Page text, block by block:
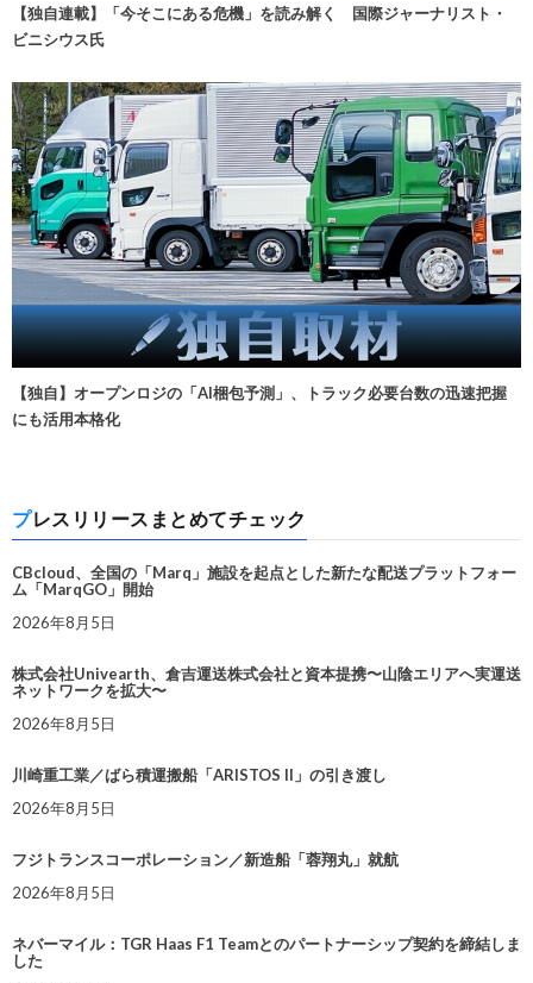
【独自連載】「今そこにある危機」を読み解く 国際ジャーナリスト・
ビニシウス氏
【独自】オープンロジの「AI梱包予測」、トラック必要台数の迅速把握
にも活用本格化
プレスリリースまとめてチェック
CBcloud、全国の「Marq」施設を起点とした新たな配送プラットフォー
ム「MarqGO」開始
2026年8月5日
株式会社Univearth、倉吉運送株式会社と資本提携〜山陰エリアへ実運送
ネットワークを拡大〜
2026年8月5日
川崎重工業／ばら積運搬船「ARISTOS II」の引き渡し
2026年8月5日
フジトランスコーポレーション／新造船「蓉翔丸」就航
2026年8月5日
ネバーマイル：TGR Haas F1 Teamとのパートナーシップ契約を締結しま
した